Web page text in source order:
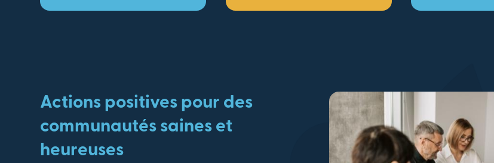
Actions positives pour des
communautés saines et
heureuses